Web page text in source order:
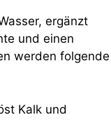
ergänzt
und einen
werden folgende
Kalk und